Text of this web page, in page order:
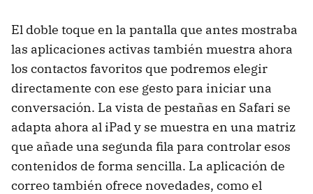
El doble toque en la pantalla que antes mostraba
las aplicaciones activas también muestra ahora
los contactos favoritos que podremos elegir
directamente con ese gesto para iniciar una
conversación. La vista de pestañas en Safari se
adapta ahora al iPad y se muestra en una matriz
que añade una segunda fila para controlar esos
contenidos de forma sencilla. La aplicación de
correo también ofrece novedades, como el